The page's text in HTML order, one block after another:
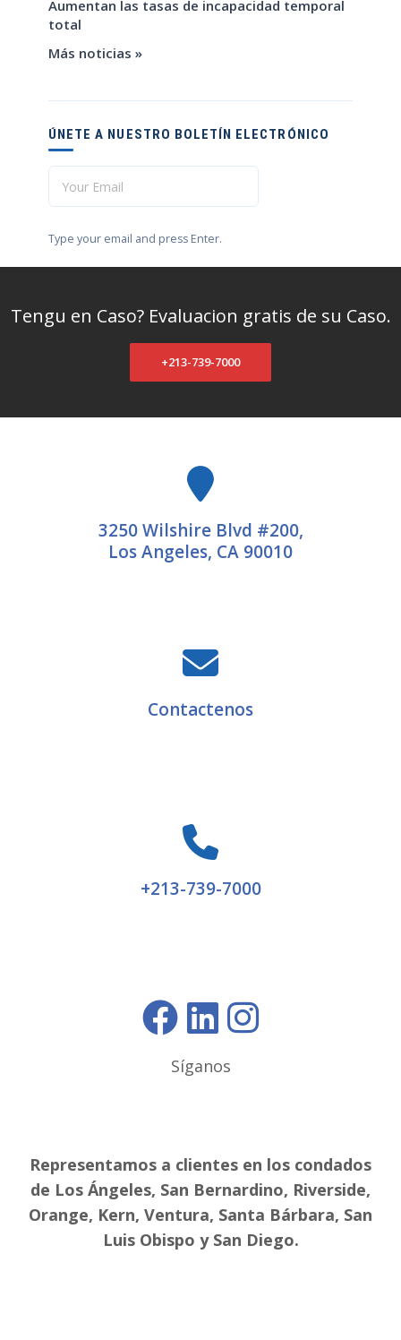
Aumentan las tasas de incapacidad temporal
total
Más noticias »
ÚNETE A NUESTRO BOLETÍN ELECTRÓNICO
Type your email and press Enter.
Tengu en Caso? Evaluacion gratis de su Caso.
+213-739-7000
3250 Wilshire Blvd #200,
Los Angeles, CA 90010
Contactenos
+213-739-7000
Síganos
Representamos a clientes en los condados
de Los Ángeles, San Bernardino, Riverside,
Orange, Kern, Ventura, Santa Bárbara, San
Luis Obispo y San Diego.